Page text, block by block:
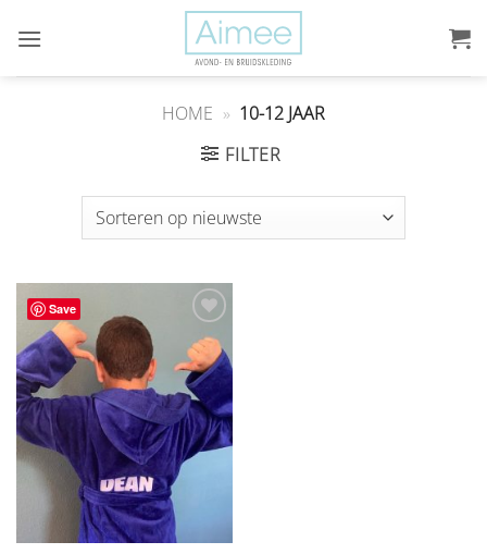
naar
HOME » 10-12 JAAR
FILTER
Save
Aan
verlanglijst
toevoegen